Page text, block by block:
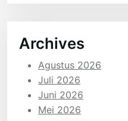
Archives
Agustus 2026
Juli 2026
Juni 2026
Mei 2026